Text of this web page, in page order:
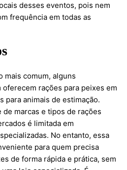
desses eventos, pois nem
frequência em todas as
mais comum, alguns
rações para peixes em
para animais de estimação.
de marcas e tipos de rações
é limitada em
No entanto, essa
para quem precisa
de forma rápida e prática, sem